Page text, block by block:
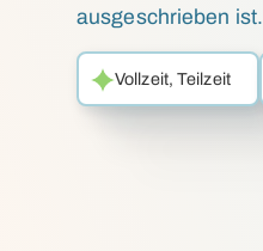
ausgeschrieben ist.
Vollzeit, Teilzeit